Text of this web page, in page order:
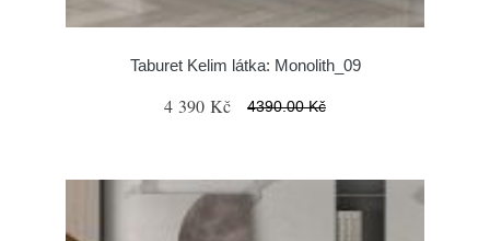
Taburet Kelim látka: Monolith_09
4 390 Kč 4390.00 Kč